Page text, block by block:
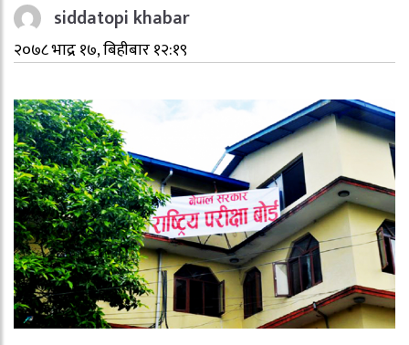
siddatopi khabar
२०७८ भाद्र १७, बिहीबार १२:१९